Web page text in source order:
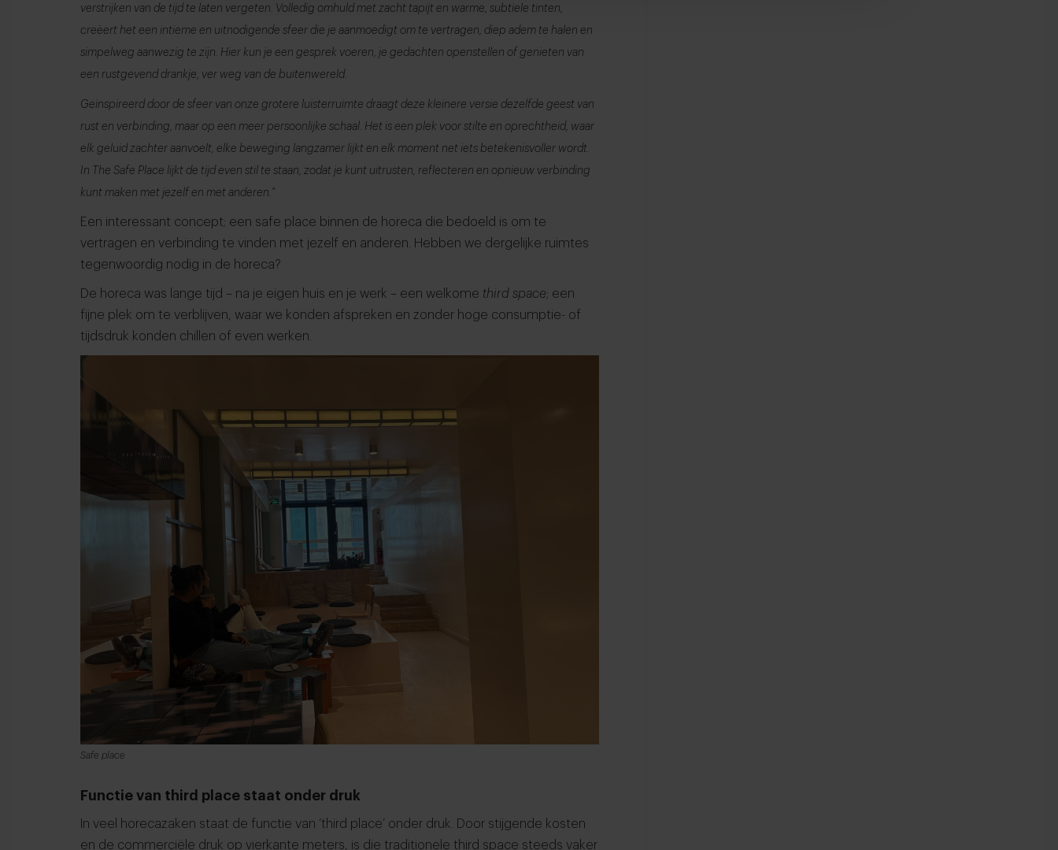
verstrijken van de tijd te laten vergeten. Volledig omhuld met zacht tapijt en warme, subtiele tinten,
creëert het een intieme en uitnodigende sfeer die je aanmoedigt om te vertragen, diep adem te halen en
simpelweg aanwezig te zijn. Hier kun je een gesprek voeren, je gedachten openstellen of genieten van
een rustgevend drankje, ver weg van de buitenwereld.
Geïnspireerd door de sfeer van onze grotere luisterruimte draagt deze kleinere versie dezelfde geest van
rust en verbinding, maar op een meer persoonlijke schaal. Het is een plek voor stilte en oprechtheid, waar
elk geluid zachter aanvoelt, elke beweging langzamer lijkt en elk moment net iets betekenisvoller wordt.
In The Safe Place lijkt de tijd even stil te staan, zodat je kunt uitrusten, reflecteren en opnieuw verbinding
kunt maken met jezelf en met anderen."
Een interessant concept; een safe place binnen de horeca die bedoeld is om te
vertragen en verbinding te vinden met jezelf en anderen. Hebben we dergelijke ruimtes
tegenwoordig nodig in de horeca?
De horeca was lange tijd – na je eigen huis en je werk – een welkome third space; een
fijne plek om te verblijven, waar we konden afspreken en zonder hoge consumptie- of
tijdsdruk konden chillen of even werken.
Safe place
Functie van third place staat onder druk
In veel horecazaken staat de functie van ‘third place’ onder druk. Door stijgende kosten
en de commerciële druk op vierkante meters, is die traditionele third space steeds vaker